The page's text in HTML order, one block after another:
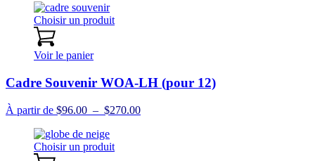
Choisir un produit
Voir le panier
Cadre Souvenir WOA-LH (pour 12)
À partir de $96.00 – $270.00Plage
Choisir un produit